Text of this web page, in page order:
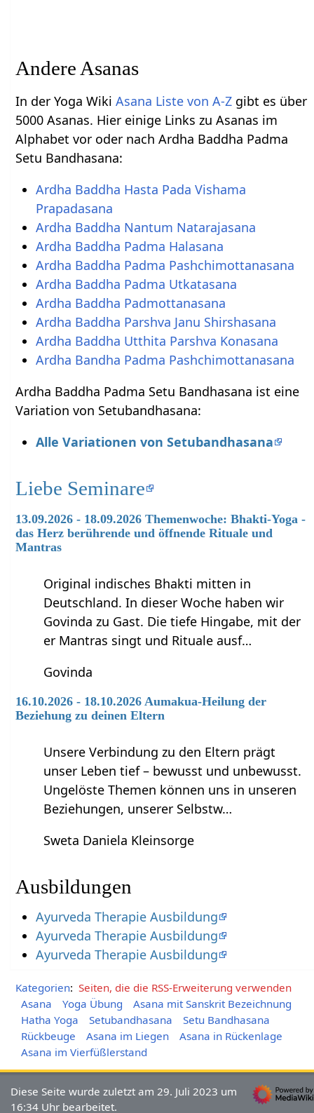
Andere Asanas
In der Yoga WikiAsana Liste von A-Z gibt es über
5000 Asanas. Hier einige Links zu Asanas im
Alphabet vor oder nach Ardha Baddha Padma
Setu Bandhasana:
Ardha Baddha Hasta Pada Vishama
Prapadasana
Ardha Baddha Nantum Natarajasana
Ardha Baddha Padma Halasana
Ardha Baddha Padma Pashchimottanasana
Ardha Baddha Padma Utkatasana
Ardha Baddha Padmottanasana
Ardha Baddha Parshva Janu Shirshasana
Ardha Baddha Utthita Parshva Konasana
Ardha Bandha Padma Pashchimottanasana
Ardha Baddha Padma Setu Bandhasana ist eine
Variation von Setubandhasana:
Alle Variationen von Setubandhasana
Liebe Seminare
13.09.2026 - 18.09.2026 Themenwoche: Bhakti-Yoga -
das Herz berührende und öffnende Rituale und
Mantras
Original indisches Bhakti mitten in
Deutschland. In dieser Woche haben wir
Govinda zu Gast. Die tiefe Hingabe, mit der
er Mantras singt und Rituale ausf…
Govinda
16.10.2026 - 18.10.2026 Aumakua-Heilung der
Beziehung zu deinen Eltern
Unsere Verbindung zu den Eltern prägt
unser Leben tief – bewusst und unbewusst.
Ungelöste Themen können uns in unseren
Beziehungen, unserer Selbstw…
Sweta Daniela Kleinsorge
Ausbildungen
Ayurveda Therapie Ausbildung
Ayurveda Therapie Ausbildung
Ayurveda Therapie Ausbildung
Kategorien: Seiten, die die RSS-Erweiterung verwenden
Asana
Yoga Übung
Asana mit Sanskrit Bezeichnung
Hatha Yoga
Setubandhasana
Setu Bandhasana
Rückbeuge
Asana im Liegen
Asana in Rückenlage
Asana im Vierfüßlerstand
Diese Seite wurde zuletzt am 29. Juli 2023 um
16:34 Uhr bearbeitet.